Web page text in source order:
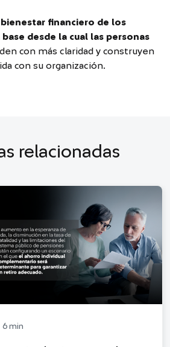
financiero de los
desde la cual las personas
con más claridad y construyen
con su organización.
relacionadas
6 min